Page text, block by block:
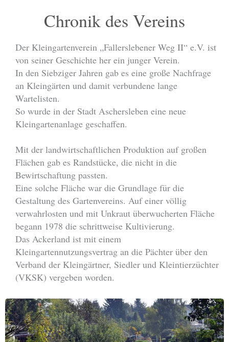
Chronik des Vereins
Der Kleingartenverein „Fallerslebener Weg II“ e.V. ist
von seiner Geschichte her ein junger Verein.
In den Siebziger Jahren gab es eine große Nachfrage
an Kleingärten und damit verbundene lange
Wartelisten.
So wurde in der Stadt Aschersleben eine neue
Kleingartenanlage geschaffen.
Mit der landwirtschaftlichen Produktion auf großen
Flächen gab es Randstücke, die nicht in die
Bewirtschaftung passten.
Eine solche Fläche war die Grundlage für die
Gestaltung des Gartenvereins. Auf einer völlig
verwahrlosten und mit Unkraut überwucherten Fläche
begann 1978 die schrittweise Kultivierung.
Das Ackerland ist mit einem
Kleingartennutzungsvertrag an die Pächter über den
Verband der Kleingärtner, Siedler und Kleintierzüchter
(VKSK) vergeben worden.